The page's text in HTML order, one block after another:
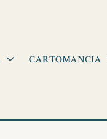
CARTOMANCIA